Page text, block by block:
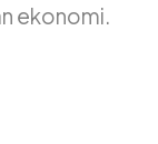
ekonomi.